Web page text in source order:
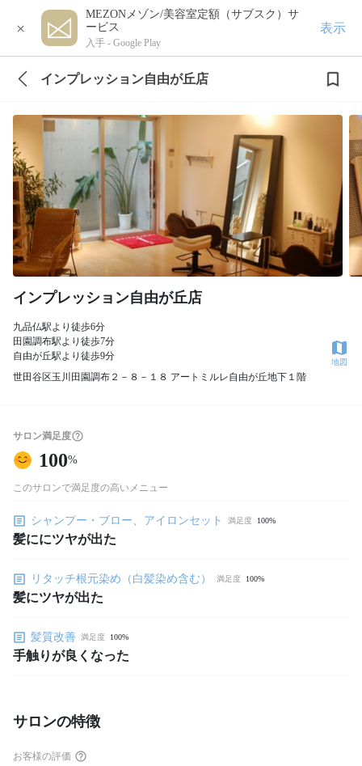
×
MEZONメゾン/美容室定額（サブスク）サ
ービス
入手 - Google Play
表示
インプレッション自由が丘店
インプレッション自由が丘店
九品仏駅より徒歩6分
田園調布駅より徒歩7分
自由が丘駅より徒歩9分
世田谷区玉川田園調布２－８－１８ アートミルレ自由が丘地下１階
地図
サロン満足度
100%
このサロンで満足度の高いメニュー
シャンプー・ブロー、アイロンセット 満足度 100%
髪ににツヤが出た
リタッチ根元染め（白髪染め含む） 満足度 100%
髪にツヤが出た
髪質改善 満足度 100%
手触りが良くなった
サロンの特徴
お客様の評価